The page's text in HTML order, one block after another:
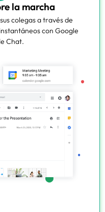
la marcha
colegas a través de
con Google
Chat.